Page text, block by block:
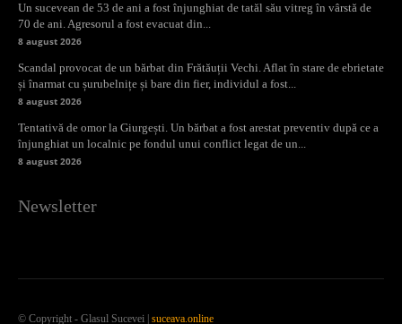
Un sucevean de 53 de ani a fost înjunghiat de tatăl său vitreg în vârstă de
70 de ani. Agresorul a fost evacuat din...
8 august 2026
Scandal provocat de un bărbat din Frătăuții Vechi. Aflat în stare de ebrietate
și înarmat cu șurubelnițe și bare din fier, individul a fost...
8 august 2026
Tentativă de omor la Giurgești. Un bărbat a fost arestat preventiv după ce a
înjunghiat un localnic pe fondul unui conflict legat de un...
8 august 2026
Newsletter
© Copyright - Glasul Sucevei | suceava.online